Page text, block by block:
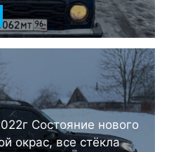
Состояние нового
окрас, все стёкла